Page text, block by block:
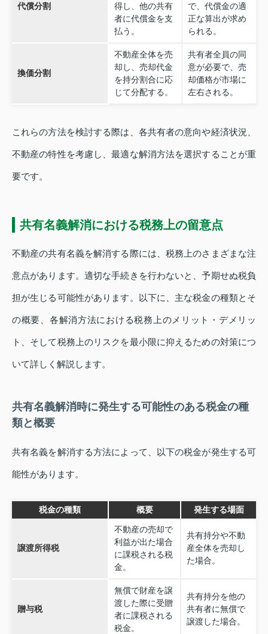
代償分割
得し、他の共有
者に代償金を支
払う。
で、代償金の適
正な算出が求め
られる。
換価分割
不動産全体を売
却し、売却代金
を持分割合に応
じて分配する。
共有者全員の同
意が必要で、売
却価格が市場に
左右される。
これらの方法を検討する際は、各共有者の意向や経済状況、
不動産の特性を考慮し、最適な解消方法を選択することが重
要です。
共有名義解消における税務上の留意点
不動産の共有名義を解消する際には、税務上のさまざまな注
意点があります。適切な手続きを行わないと、予期せぬ税負
担が生じる可能性があります。以下に、主な税金の種類とそ
の概要、各解消方法における税務上のメリット・デメリッ
ト、そして税務上のリスクを最小限に抑えるための対策につ
いて詳しく解説します。
共有名義解消時に発生する可能性のある税金の種
類と概要
共有名義を解消する方法によって、以下の税金が発生する可
能性があります。
税金の種類 概要 発生する場面
譲渡所得税
不動産の売却で
利益が出た場合
に課税される税
金。
共有持分や不動
産全体を売却し
た場合。
贈与税
無償で財産を譲
渡した際に受贈
者に課税される
税金。
共有持分を他の
共有者に無償で
譲渡した場合。